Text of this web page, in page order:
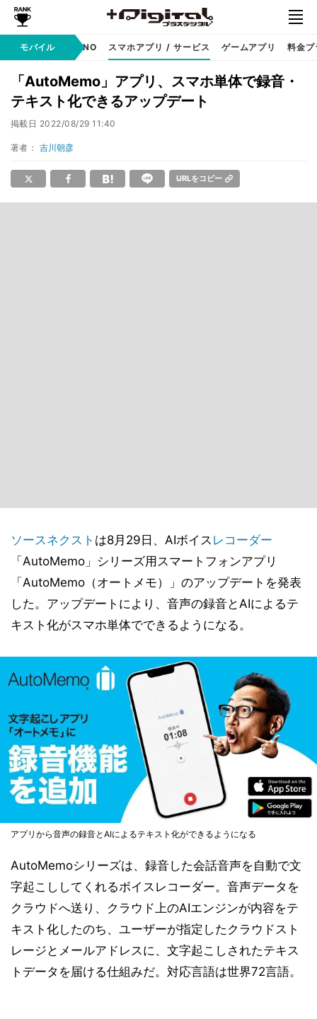
モバイル
携帯キャリア MVNO スマホアプリ / サービス ゲームアプリ 料金プ
「AutoMemo」アプリ、スマホ単体で録音・
テキスト化できるアップデート
掲載日 2022/08/29 11:40
著者： 吉川朝彦
URLをコピー
ソースネクスト は8月29日、AIボイス レコーダー
「AutoMemo」シリーズ用スマートフォンアプリ
「AutoMemo（オートメモ）」のアップデートを発表
した。アップデートにより、音声の録音とAIによるテ
キスト化がスマホ単体でできるようになる。
アプリから音声の録音とAIによるテキスト化ができるようになる
AutoMemoシリーズは、録音した会話音声を自動で文
字起こししてくれるボイスレコーダー。音声データを
クラウドへ送り、クラウド上のAIエンジンが内容をテ
キスト化したのち、ユーザーが指定したクラウドスト
レージとメールアドレスに、文字起こしされたテキス
トデータを届ける仕組みだ。対応言語は世界72言語。